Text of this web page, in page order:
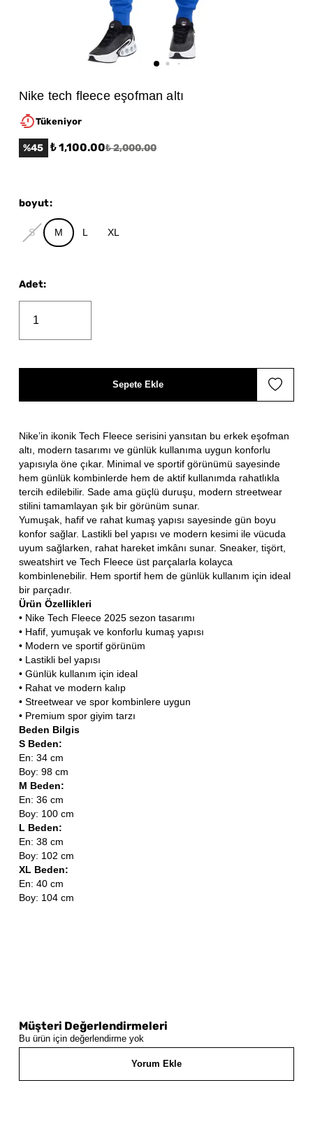
Nike tech fleece eşofman altı
Tükeniyor
%45 ₺ 1,100.00₺ 2,000.00
Nike’in ikonik Tech Fleece serisini yansıtan bu erkek eşofman
altı, modern tasarımı ve günlük kullanıma uygun konforlu
yapısıyla öne çıkar. Minimal ve sportif görünümü sayesinde
hem günlük kombinlerde hem de aktif kullanımda rahatlıkla
tercih edilebilir. Sade ama güçlü duruşu, modern streetwear
stilini tamamlayan şık bir görünüm sunar.
Yumuşak, hafif ve rahat kumaş yapısı sayesinde gün boyu
konfor sağlar. Lastikli bel yapısı ve modern kesimi ile vücuda
uyum sağlarken, rahat hareket imkânı sunar. Sneaker, tişört,
sweatshirt ve Tech Fleece üst parçalarla kolayca
kombinlenebilir. Hem sportif hem de günlük kullanım için ideal
bir parçadır.
Ürün Özellikleri
• Nike Tech Fleece 2025 sezon tasarımı
• Hafif, yumuşak ve konforlu kumaş yapısı
• Modern ve sportif görünüm
• Lastikli bel yapısı
• Günlük kullanım için ideal
• Rahat ve modern kalıp
• Streetwear ve spor kombinlere uygun
• Premium spor giyim tarzı
Beden Bilgis
S Beden:
En: 34 cm
Boy: 98 cm
M Beden:
En: 36 cm
Boy: 100 cm
L Beden:
En: 38 cm
Boy: 102 cm
XL Beden:
En: 40 cm
Boy: 104 cm
boyut:
S M L XL
Adet:
Sepete Ekle
Müşteri Değerlendirmeleri
Bu ürün için değerlendirme yok
Yorum Ekle